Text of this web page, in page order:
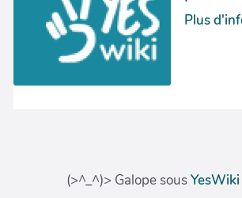
(>^_^)> Galope sousYesWiki